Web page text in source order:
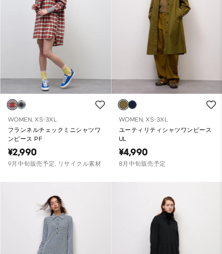
WOMEN, XS-3XL
フランネルチェックミニシャツワ
ンピース PF
¥2,990
9月中旬販売予定, リサイクル素材
WOMEN, XS-3XL
ユーティリティシャツワンピース
UL
¥4,990
8月中旬販売予定